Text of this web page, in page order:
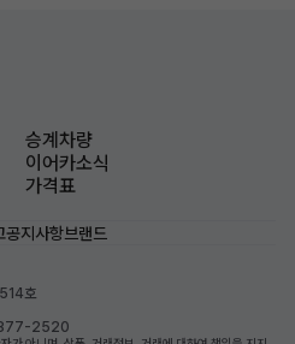
승계차량
이어카소식
가격표
공지사항브랜드
호
2520